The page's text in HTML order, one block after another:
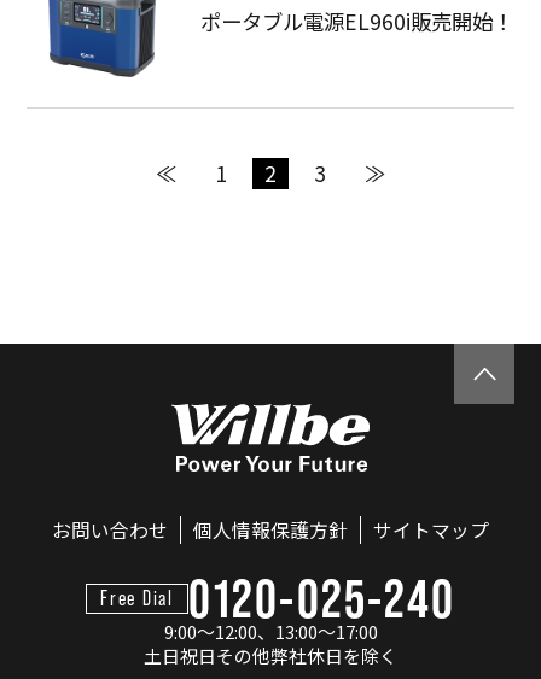
ポータブル電源EL960i販売開始！
≪ 1 2 3 ≫
お問い合わせ 個人情報保護方針 サイトマップ
Free Dial 0120-025-240
9:00～12:00、13:00～17:00
土日祝日その他弊社休日を除く